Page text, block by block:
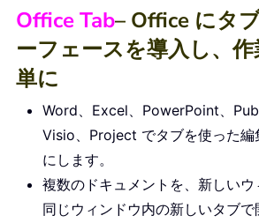
Office Tab– Office にタ
ーフェースを導入し、
単に
Word、Excel、PowerPoint、
Visio、Project でタブを使った編
にします。
複数のドキュメントを、新しいウ
同じウィンドウ内の新しいタブで